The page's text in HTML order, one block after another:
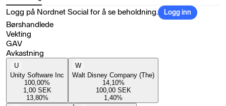
Logg på Nordnet Social for å se beholdning. Logg inn
Børshandlede
Vekting
GAV
Avkastning
U
Unity Software Inc
100,00%
1,00 SEK
13,80%
W
Walt Disney Company (The)
14,10%
100,00 SEK
1,40%